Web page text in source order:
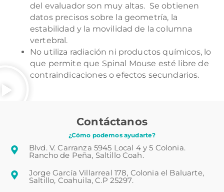
del evaluador son muy altas. Se obtienen
datos precisos sobre la geometría, la
estabilidad y la movilidad de la columna
vertebral.
No utiliza radiación ni productos químicos, lo
que permite que Spinal Mouse esté libre de
contraindicaciones o efectos secundarios.
Contáctanos
¿Cómo podemos ayudarte?
Blvd. V. Carranza 5945 Local 4 y 5 Colonia.
Rancho de Peña, Saltillo Coah.
Jorge García Villarreal 178, Colonia el Baluarte,
Saltillo, Coahuila, C.P 25297.